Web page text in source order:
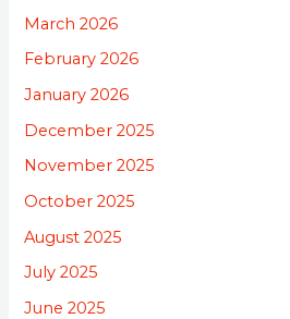
March 2026
February 2026
January 2026
December 2025
November 2025
October 2025
August 2025
July 2025
June 2025